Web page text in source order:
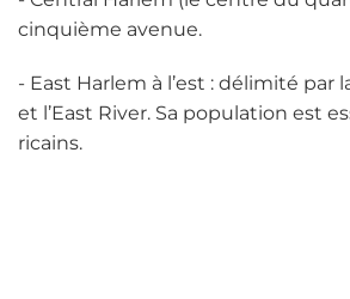
cinquième avenue.
- East Harlem à l’est : délimité
et l’East River. Sa population est
ricains.